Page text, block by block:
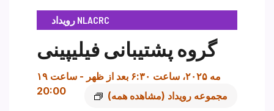
رویداد NLACRC
گروه پشتیبانی فیلیپینی
۱۹ مه ۲۰۲۵، ساعت ۶:۳۰ بعد از ظهر - ساعت
20:00
مجموعه رویداد (مشاهده همه)